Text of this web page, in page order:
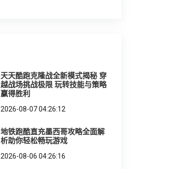
天天酷跑克隆战全新模式揭秘 穿
越战场挑战极限 玩转技能与策略
赢得胜利
2026-08-07 04:26:12
地铁跑酷直充墨西哥攻略全面解
析助你轻松畅玩游戏
2026-08-06 04:26:16